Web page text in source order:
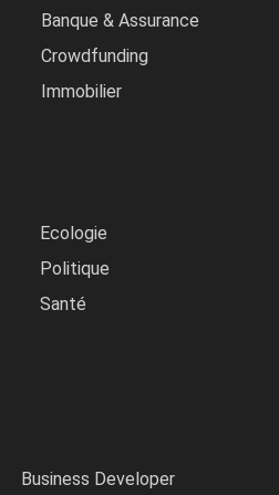
Banque & Assurance
Crowdfunding
Immobilier
Ecologie
Politique
Santé
Business Developer